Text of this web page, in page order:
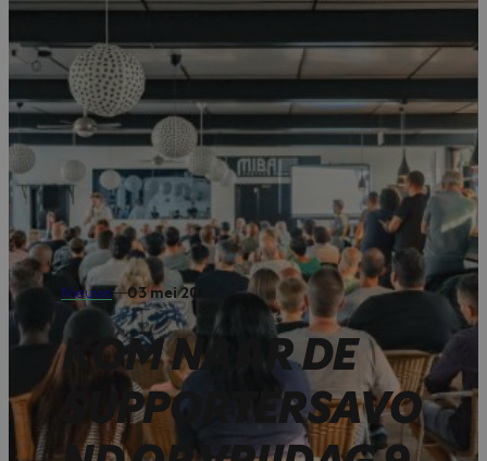
Nieuws —03 mei 2025
KOM NAAR DE
SUPPORTERSAVO